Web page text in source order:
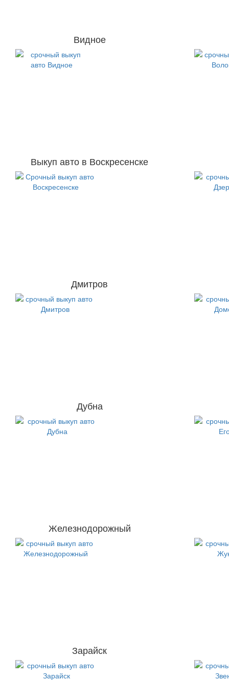
Видное
Выкуп авто в Воскресенске
Дмитров
Дубна
Железнодорожный
Зарайск